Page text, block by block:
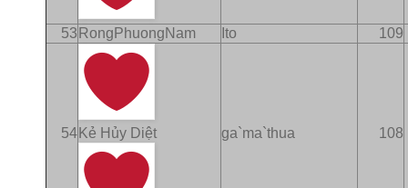
53 RongPhuongNam Ito 109
54 Kẻ Hủy Diệt ga`ma`thua 108